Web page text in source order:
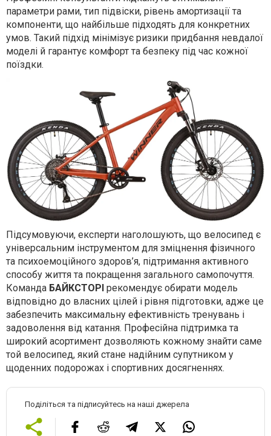
параметри рами, тип підвіски, рівень амортизації та
компоненти, що найбільше підходять для конкретних
умов. Такий підхід мінімізує ризики придбання невдалої
моделі й гарантує комфорт та безпеку під час кожної
поїздки.
Підсумовуючи, експерти наголошують, що велосипед є
універсальним інструментом для зміцнення фізичного
та психоемоційного здоров’я, підтримання активного
способу життя та покращення загального самопочуття.
Команда БАЙКСТОРІ рекомендує обирати модель
відповідно до власних цілей і рівня підготовки, адже це
забезпечить максимальну ефективність тренувань і
задоволення від катання. Професійна підтримка та
широкий асортимент дозволяють кожному знайти саме
той велосипед, який стане надійним супутником у
щоденних подорожах і спортивних досягненнях.
Поділіться та підписуйтесь на наші джерела